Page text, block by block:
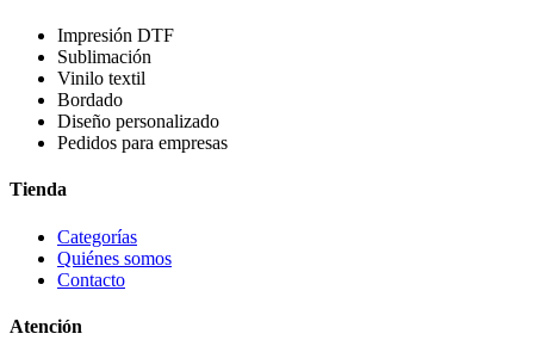
Impresión DTF
Sublimación
Vinilo textil
Bordado
Diseño personalizado
Pedidos para empresas
Tienda
Categorías
Quiénes somos
Contacto
Atención